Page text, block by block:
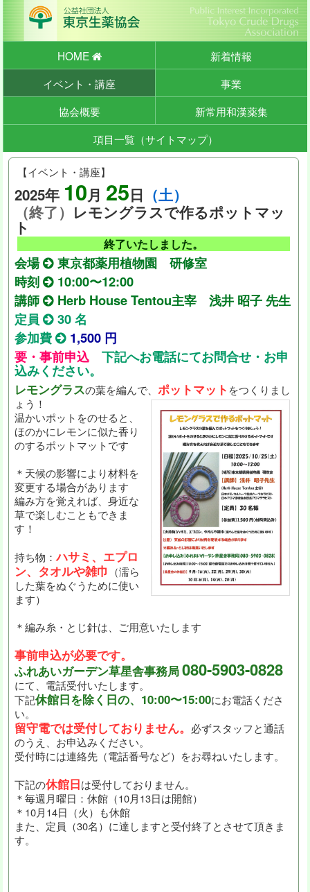
HOME
新着情報
イベント・講座
事業
協会概要
新常用和漢薬集
項目一覧（サイトマップ）
【イベント・講座】
2025年 10月 25日 （土）
（終了） レモングラスで作るポットマッ
ト
終了いたしました。
会場
東京都薬用植物園 研修室
時刻
10:00〜12:00
講師
Herb House Tentou主宰 浅井 昭子 先生
定員
30 名
参加費
1,500 円
要・事前申込下記へお電話にてお問合せ・お申
込みください。
レモングラスの葉を編んで、ポットマット をつくりまし
ょう！
温かいポットをのせると、
ほのかにレモンに似た香り
のするポットマットです
＊天候の影響により材料を
変更する場合があります
編み方を覚えれば、身近な
草で楽しむこともできま
す！
持ち物：ハサミ、エプロ
ン、タオルや雑巾 （濡ら
した葉をぬぐうために使い
ます）
＊編み糸・とじ針は、ご用意いたします
事前申込が必要です。
ふれあいガーデン草星舎事務局080-5903-0828
にて、電話受付いたします。
下記休館日を除く日の、10:00〜15:00にお電話くださ
い。
留守電では受付しておりません。 必ずスタッフと通話
のうえ、お申込みください。
受付時には連絡先（電話番号など）をお尋ねいたします。
下記の休館日は受付しておりません。
＊毎週月曜日：休館（10月13日は開館）
＊10月14日（火）も休館
また、定員（30名）に達しますと受付終了とさせて頂きま
す。